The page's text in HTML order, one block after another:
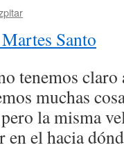
Santo
tenemos
muchas
la misma
en el hacia